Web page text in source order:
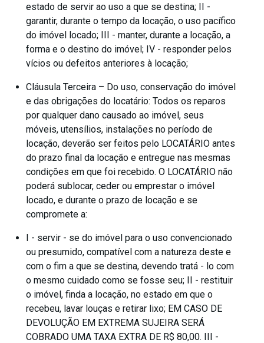
estado de servir ao uso a que se destina; II -
garantir, durante o tempo da locação, o uso pacífico
do imóvel locado; III - manter, durante a locação, a
forma e o destino do imóvel; IV - responder pelos
vícios ou defeitos anteriores à locação;
Cláusula Terceira – Do uso, conservação do imóvel
e das obrigações do locatário: Todos os reparos
por qualquer dano causado ao imóvel, seus
móveis, utensílios, instalações no período de
locação, deverão ser feitos pelo LOCATÁRIO antes
do prazo final da locação e entregue nas mesmas
condições em que foi recebido. O LOCATÁRIO não
poderá sublocar, ceder ou emprestar o imóvel
locado, e durante o prazo de locação e se
compromete a:
I - servir - se do imóvel para o uso convencionado
ou presumido, compatível com a natureza deste e
com o fim a que se destina, devendo tratá - lo com
o mesmo cuidado como se fosse seu; II - restituir
o imóvel, finda a locação, no estado em que o
recebeu, lavar louças e retirar lixo; EM CASO DE
DEVOLUÇÃO EM EXTREMA SUJEIRA SERÁ
COBRADO UMA TAXA EXTRA DE R$ 80,00. III -